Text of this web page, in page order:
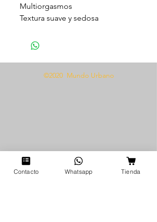
Multiorgasmos
Textura suave y sedosa
30 ml
Modo de uso
Aplica una generosa cantidad en
©2020 Mundo Urbano
Contacto Whatsapp Tienda